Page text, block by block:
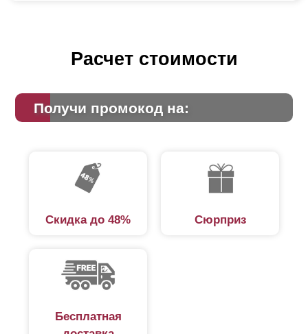
Расчет стоимости
Получи промокод на:
Скидка до 48% Сюрприз
Бесплатная